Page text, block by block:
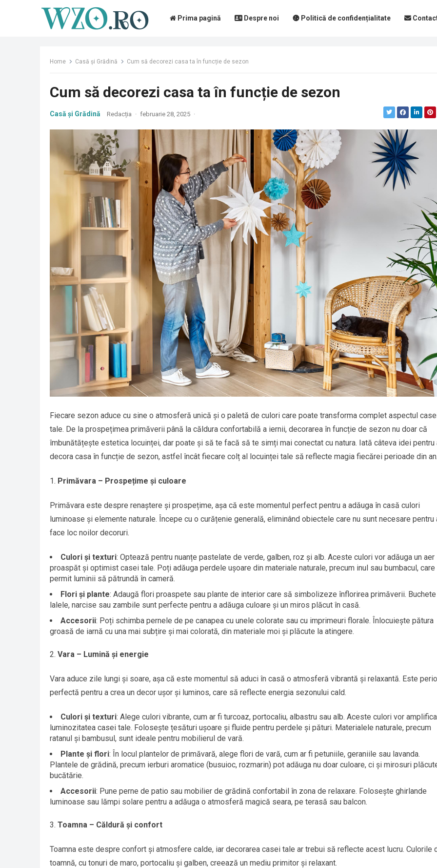
Prima pagină Despre noi Politică de confidențialitate
Home Casă și Grădină Cum să decorezi casa ta în funcție de sezon
Cum să decorezi casa ta în funcție de sezon
Casă și Grădină Redacția · februarie 28, 2025 ·
Fiecare sezon aduce cu sine o atmosferă unică și o paletă de culori care poate transforma complet aspectul
tale. De la prospețimea primăverii până la căldura confortabilă a iernii, decorarea în funcție de sezon nu doar că
îmbunătățește estetica locuinței, dar poate și să te facă să te simți mai conectat cu natura. Iată câteva idei pentru
decora casa în funcție de sezon, astfel încât fiecare colț al locuinței tale să reflecte magia fiecărei perioade din an.
Primăvara – Prospețime și culoare
Primăvara este despre renaștere și prospețime, așa că este momentul perfect pentru a adăuga în casă culori
luminoase și elemente naturale. Începe cu o curățenie generală, eliminând obiectele care nu sunt necesare pentru
face loc noilor decoruri.
Culori și texturi: Optează pentru nuanțe pastelate de verde, galben, roz și alb. Aceste culori vor adăuga un aer
proaspăt și optimist casei tale. Poți adăuga perdele ușoare din materiale naturale, precum inul sau bumbacul, care
permit luminii să pătrundă în cameră.
Flori și plante: Adaugă flori proaspete sau plante de interior care să simbolizeze înflorirea primăverii.
lalele, narcise sau zambile sunt perfecte pentru a adăuga culoare și un miros plăcut în casă.
Accesorii: Poți schimba pernele de pe canapea cu unele colorate sau cu imprimeuri florale. Înlocuiește pătura
groasă de iarnă cu una mai subțire și mai colorată, din materiale moi și plăcute la atingere.
Vara – Lumină și energie
Vara aduce zile lungi și soare, așa că este momentul să aduci în casă o atmosferă vibrantă și relaxantă. Este
perfectă pentru a crea un decor ușor și luminos, care să reflecte energia sezonului cald.
Culori și texturi: Alege culori vibrante, cum ar fi turcoaz, portocaliu, albastru sau alb. Aceste culori vor amplifica
luminozitatea casei tale. Folosește țesături ușoare și fluide pentru perdele și pături. Materialele naturale, precum
ratanul și bambusul, sunt ideale pentru mobilierul de vară.
Plante și flori: În locul plantelor de primăvară, alege flori de vară, cum ar fi petuniile, geraniile sau lavanda.
Plantele de grădină, precum ierburi aromatice (busuioc, rozmarin) pot adăuga nu doar culoare, ci și mirosuri
bucătărie.
Accesorii: Pune perne de patio sau mobilier de grădină confortabil în zona de relaxare. Folosește ghirlande
luminoase sau lămpi solare pentru a adăuga o atmosferă magică seara, pe terasă sau balcon.
Toamna – Căldură și confort
Toamna este despre confort și atmosfere calde, iar decorarea casei tale ar trebui să reflecte acest lucru. Culorile
toamnă, cu tonuri de maro, portocaliu și galben, creează un mediu primitor și relaxant.